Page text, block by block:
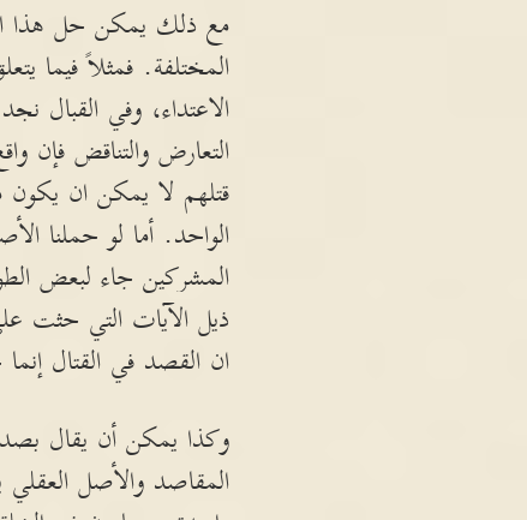
مع ذلك يمكن حل هذا
المختلفة. فمثلاً فيما
الاعتداء، وفي القبال
التعارض والتناقض فإن
قتلهم لا يمكن ان
الواحد. أما لو حملنا
المشركين جاء لبعض
ذيل الآيات التي حثت
ان القصد في القتال
وكذا يمكن أن يقال
المقاصد والأصل